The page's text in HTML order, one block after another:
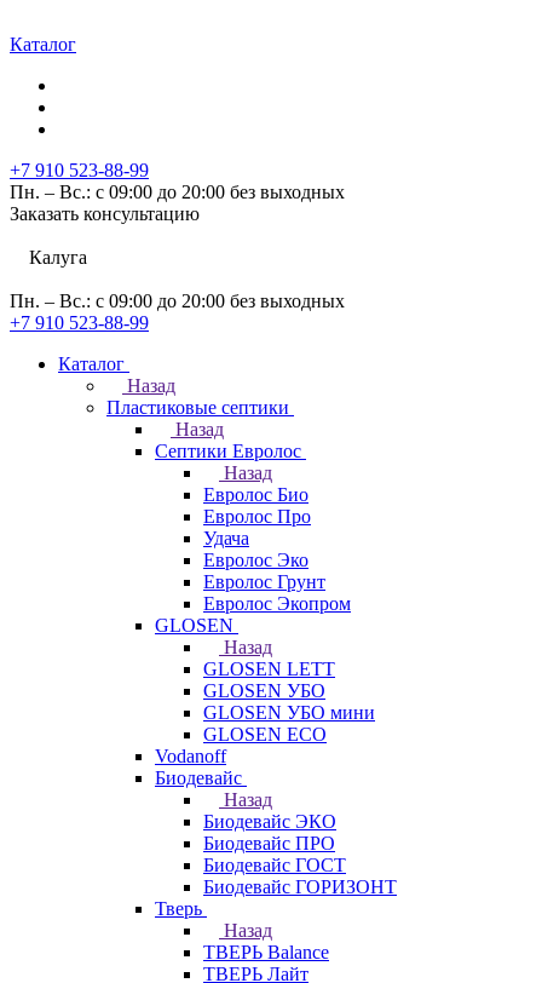
Каталог
+7 910 523-88-99
Пн. – Вс.: с 09:00 до 20:00 без выходных
Заказать консультацию
Калуга
Пн. – Вс.: с 09:00 до 20:00 без выходных
+7 910 523-88-99
Каталог
Назад
Пластиковые септики
Назад
Септики Евролос
Назад
Евролос Био
Евролос Про
Удача
Евролос Эко
Евролос Грунт
Евролос Экопром
GLOSEN
Назад
GLOSEN LETT
GLOSEN УБО
GLOSEN УБО мини
GLOSEN ECO
Vodanoff
Биодевайс
Назад
Биодевайс ЭКО
Биодевайс ПРО
Биодевайс ГОСТ
Биодевайс ГОРИЗОНТ
Тверь
Назад
ТВЕРЬ Balance
ТВЕРЬ Лайт